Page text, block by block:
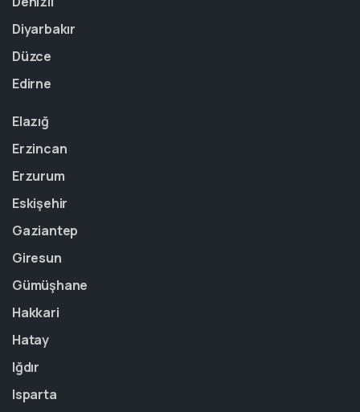
Diyarbakır
Düzce
Edirne
Elazığ
Erzincan
Erzurum
Eskişehir
Gaziantep
Giresun
Gümüşhane
Hakkari
Hatay
Iğdır
Isparta